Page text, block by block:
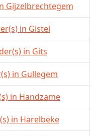
Gijzelbrechtegem
in Gistel
in Gits
in Gullegem
in Handzame
in Harelbeke